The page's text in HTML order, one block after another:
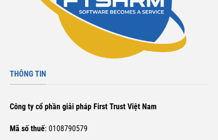
THÔNG TIN
Công ty cổ phần giải pháp First Trust Việt Nam
Mã số thuế: 0108790579